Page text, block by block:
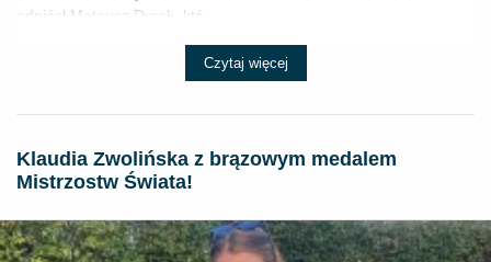
odniósł Mateusz Dyrek, któ...
Czytaj więcej
Klaudia Zwolińska z brązowym medalem
Mistrzostw Świata!